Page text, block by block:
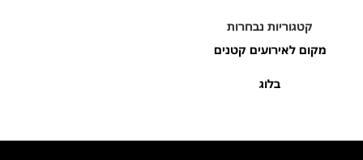
קטגוריות נבחרות
מקום לאירועים קטנים
בלוג